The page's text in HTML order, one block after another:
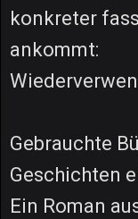
konkreter
ankommt:
Gebrauchte
Geschichten
Ein Roman